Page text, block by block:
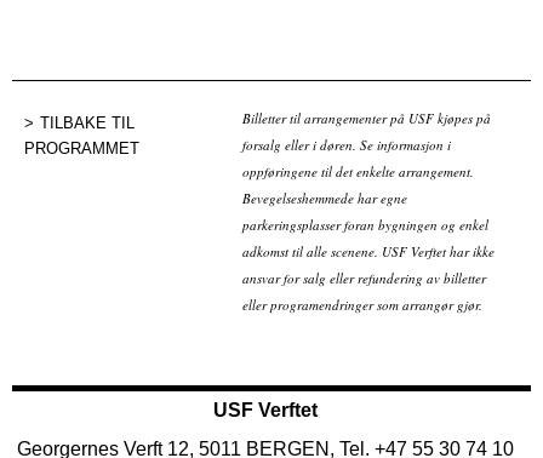
TILBAKE TIL
PROGRAMMET
Billetter til arrangementer på USF kjøpes på
forsalg eller i døren. Se informasjon i
oppføringene til det enkelte arrangement.
Bevegelseshemmede har egne
parkeringsplasser foran bygningen og enkel
adkomst til alle scenene. USF Verftet har ikke
ansvar for salg eller refundering av billetter
eller programendringer som arrangør gjør.
USF Verftet
Georgernes Verft 12, 5011 BERGEN, Tel. +47 55 30 74 10